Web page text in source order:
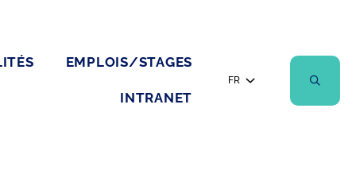
EMPLOIS/STAGES
INTRANET
FR